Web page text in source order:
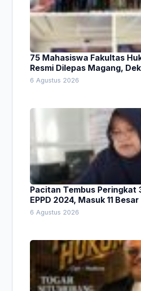
75 Mahasiswa Fakultas
Resmi Dilepas Magang,
Empat Pesan Penting
6 Agustus 2026
Pacitan Tembus Peringkat
EPPD 2024, Masuk 11
6 Agustus 2026